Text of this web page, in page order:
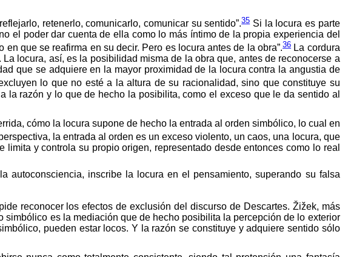
retenerlo, comunicarlo, comunicar su sentido”.35Si la locura es parte
el poder dar cuenta de ella como lo más íntimo de la propia experiencia del
que se reafirma en su decir. Pero es locura antes de la obra”.36 La cordura
locura, así, es la posibilidad misma de la obra que, antes de reconocerse a
que se adquiere en la mayor proximidad de la locura contra la angustia de
lo que no esté a la altura de su racionalidad, sino que constituye su
razón y lo que de hecho la posibilita, como el exceso que le da sentido al
cómo la locura supone de hecho la entrada al orden simbólico, lo cual en
la entrada al orden es un exceso violento, un caos, una locura, que
y controla su propio origen, representado desde entonces como lo real
autoconsciencia, inscribe la locura en el pensamiento, superando su falsa
reconocer los efectos de exclusión del discurso de Descartes. Žižek, más
es la mediación que de hecho posibilita la percepción de lo exterior
pueden estar locos. Y la razón se constituye y adquiere sentido sólo